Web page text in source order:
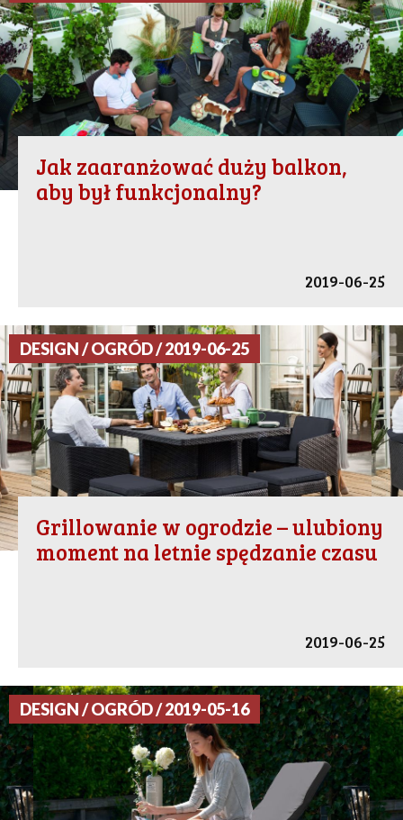
Jak zaaranżować duży balkon,
aby był funkcjonalny?
2019-06-25
DESIGN / OGRÓD / 2019-06-25
Grillowanie w ogrodzie – ulubiony
moment na letnie spędzanie czasu
2019-06-25
DESIGN / OGRÓD / 2019-05-16